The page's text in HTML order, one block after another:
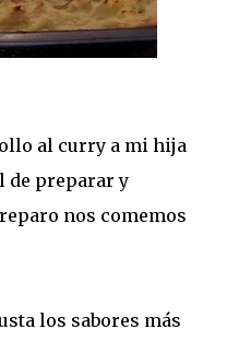
al curry a mi hija
de preparar y
nos comemos
los sabores más